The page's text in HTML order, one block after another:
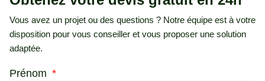
Vous avez un projet ou des questions ? Notre équipe est à votre
disposition pour vous conseiller et vous proposer une solution
adaptée.
Prénom